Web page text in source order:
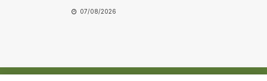
07/08/2026